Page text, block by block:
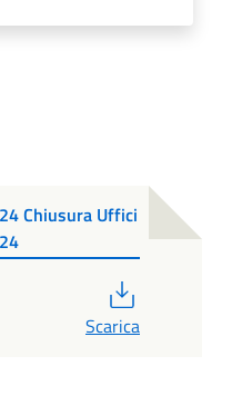
Chiusura Uffici
Scarica